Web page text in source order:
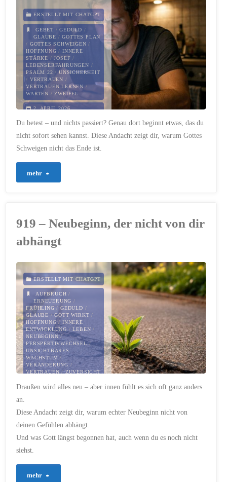
alles
verändert"
ERSTELLT MIT CHATGPT
GEBET /GEDULD /
GLAUBE /GOTTES PLAN
/ GOTTES SCHWEIGEN /
HOFFNUNG / INNERE
STÄRKE /JOSEF /
LEBENSERFAHRUNGEN /
PSALM 22 /UNSICHERHEIT
/ VERTRAUEN /
VERTRAUEN LERNEN /
WARTEN /ZWEIFEL
2. APRIL 2026
Du betest – und nichts passiert? Genau dort beginnt etwas, das du
nicht sofort sehen kannst. Diese Andacht zeigt dir, warum Gottes
Schweigen nicht das Ende ist.
mehr
Vertrauen
–
wenn
Gott
still
wirkt"
919 – Neubeginn, der nicht von dir
abhängt
ERSTELLT MIT CHATGPT
AUFBRUCH /
ERNEUERUNG /
FRÜHLING / GEDULD /
GLAUBE /GOTT WIRKT /
HOFFNUNG/ INNERE
ENTWICKLUNG/LEBEN /
NEUBEGINN/
PERSPEKTIVWECHSEL/
UNSICHTBARES
WACHSTUM /
VERÄNDERUNG /
VERTRAUEN /ZUVERSICHT
20. MÄRZ 2026
Draußen wird alles neu – aber innen fühlt es sich oft ganz anders
an.
Diese Andacht zeigt dir, warum echter Neubeginn nicht von
deinen Gefühlen abhängt.
Und was Gott längst begonnen hat, auch wenn du es noch nicht
siehst.
mehr